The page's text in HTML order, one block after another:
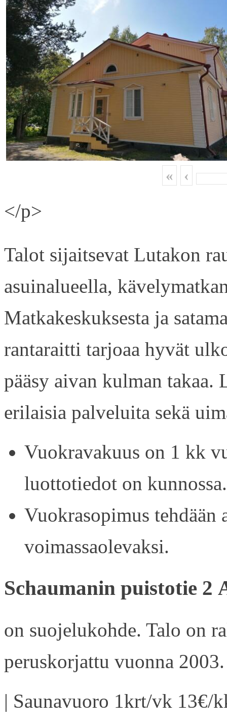
« ‹
</p>
Talot sijaitsevat Lutakon
asuinalueella,
Matkakeskuksesta ja
rantaraitti tarjoaa hyvät
pääsy aivan kulman
erilaisia palveluita sekä
Vuokravakuus on 1 kk
luottotiedot on kunnossa.
Vuokrasopimus tehdään
voimassaolevaksi.
Schaumanin puistotie 2
on suojelukohde. Talo on
peruskorjattu vuonna 2003.
| Saunavuoro 1krt/vk 13€/